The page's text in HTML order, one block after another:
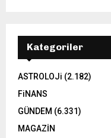
Kategoriler
ASTROLOJi (2.182)
FiNANS
GÜNDEM (6.331)
MAGAZİN